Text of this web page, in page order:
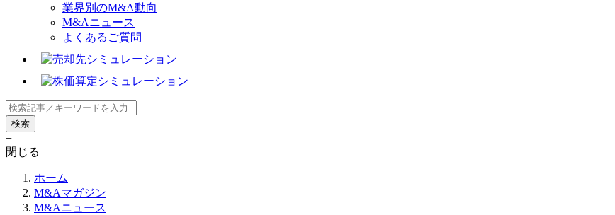
業界別のM&A動向
M&Aニュース
よくあるご質問
+
閉じる
ホーム
M&Aマガジン
M&Aニュース